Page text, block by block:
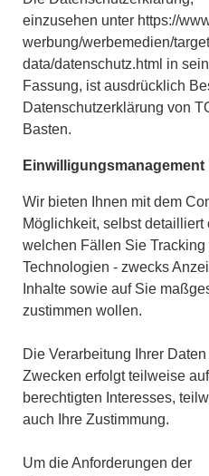
einzusehen unter https://
werbung/werbemedien/
data/datenschutz.html in
Fassung, ist ausdrücklich
Datenschutzerklärung von
Basten.
Einwilligungsmanagement
Wir bieten Ihnen mit dem
Möglichkeit, selbst
welchen Fällen Sie
Technologien - zwecks
Inhalte sowie auf Sie
zustimmen wollen.
Die Verarbeitung Ihrer
Zwecken erfolgt teilweise
berechtigten Interesses,
auch Ihre Zustimmung.
Um die Anforderungen der